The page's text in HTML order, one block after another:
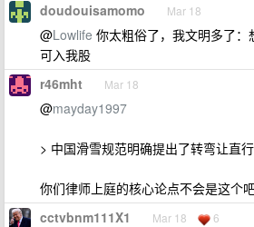
doudouisamomo Mar 18
@Lowlife 你太粗俗了，我文明多了：
可入我股
r46mht Mar 18
@mayday1997
> 中国滑雪规范明确提出了转弯让直行
你们律师上庭的核心论点不会是这个
cctvbnm111X1 Mar 18 6